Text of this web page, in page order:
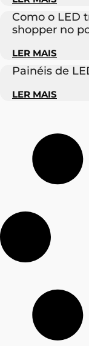
Como o LED
shopper no
LER MAIS
Painéis de
LER MAIS